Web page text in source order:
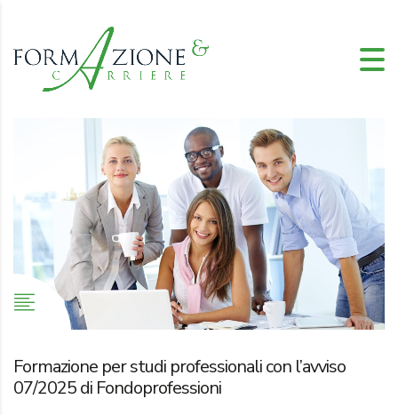
Formazione per studi professionali con l’avviso
07/2025 di Fondoprofessioni